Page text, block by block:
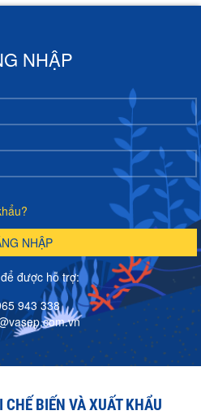
NHẬP
NHẬP
được hỗ trợ:
943 338
CHẾ BIẾN VÀ XUẤT KHẨU